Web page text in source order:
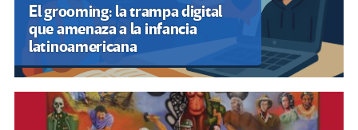
El grooming: la trampa digital
que amenaza a la infancia
latinoamericana